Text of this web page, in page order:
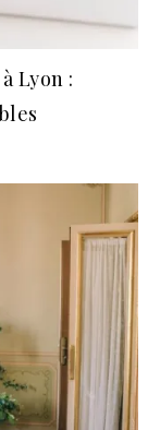
Lyon :